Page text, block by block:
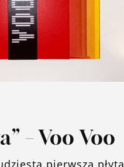
– Voo Voo
pierwsza płyta